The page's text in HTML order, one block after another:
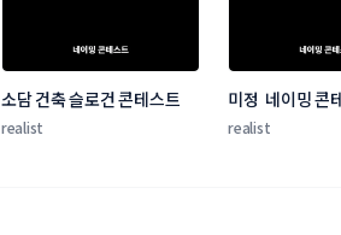
소담 건축 슬로건 콘테스트
realist
미정  네이밍 콘
realist